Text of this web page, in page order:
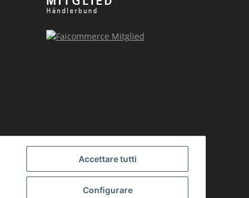
Accettare tutti
Configurare